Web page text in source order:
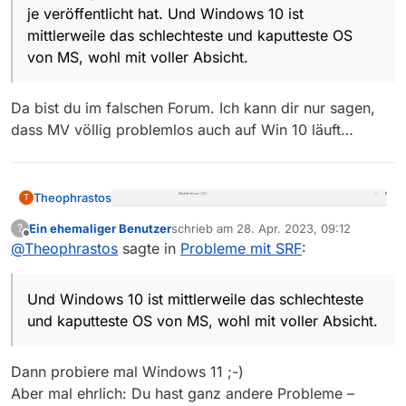
“Dune, der Wüstenplanet” - Agatha Christies
“Tod auf dem Nil” - “Knives out” mit Daniel
Craig, “Brazil” oder “The Killing of a Sacred
Deer” mit Colin Farrell.
und problemlos einstellen ließen. Und noch
immer läuft längst nicht alles regelrecht:
Weihnachten 1995 entspricht, als ich mit dem
ELSA MikroLink 56k zum ersten Mal über AOL
online ging (s. Bild 3). Mit viel Mausklickerei bei
jederDatei (abbrechen, neu starten, abbrechen,
mit voller Absicht. Und ich kenne nun wirklich
alles seit MS-DOS 3.21 im Jahr 1989, natürlich
außer Windows ME. Am wahrscheinlichsten ist,
daß der Internetverkehr in Deutschland seit
Windows 7 ein.
je veröffentlicht hat. Und Windows 10 ist
mittlerweile das schlechteste und kaputteste OS
von MS, wohl mit voller Absicht.
Da bist du im falschen Forum. Ich kann dir nur sagen,
dass MV völlig problemlos auch auf Win 10 läuft…
T Theophrastos
Problem, welches im Forum
dankenswerterweise schon thematisiert worden
1.) Mein Internetanbieter liefert bis zu 1 Mbit/s,
?
Offline
Ein ehemaliger Benutzerschrieb am 28. Apr. 2023, 09:12
zuletzt editiert von
@Theophrastos sagte in Probleme mit SRF:
Und Windows 10 ist mittlerweile das schlechteste
und kaputteste OS von MS, wohl mit voller Absicht.
Dann probiere mal Windows 11 ;-)
Aber mal ehrlich: Du hast ganz andere Probleme –